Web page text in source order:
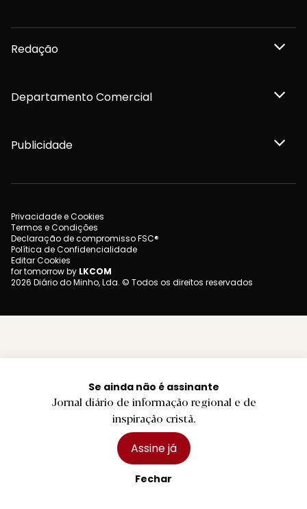
Se ainda não é assinante
Jornal diário de informação regional e de
inspiração cristã.
Assine já
Fechar
Redação
Departamento Comercial
Publicidade
Privacidade e Cookies
Termos e Condições
Declaração de compromisso FSC®
Política de Confidencialidade
Editar Cookies
for tomorrow by LKCOM
2026 Diário do Minho, Lda. © Todos os direitos reservados